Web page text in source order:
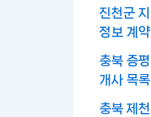
진천군
정보 계
충북 증
개사 목록
충북 제